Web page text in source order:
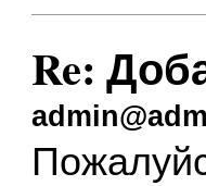
Re: